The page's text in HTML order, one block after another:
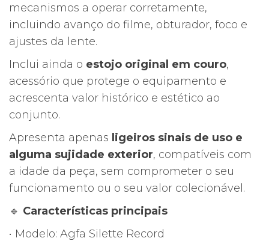
mecanismos a operar corretamente,
incluindo avanço do filme, obturador, foco e
ajustes da lente.
Inclui ainda o estojo original em couro,
acessório que protege o equipamento e
acrescenta valor histórico e estético ao
conjunto.
Apresenta apenas ligeiros sinais de uso e
alguma sujidade exterior, compatíveis com
a idade da peça, sem comprometer o seu
funcionamento ou o seu valor colecionável.
🔹 Características principais
• Modelo: Agfa Silette Record